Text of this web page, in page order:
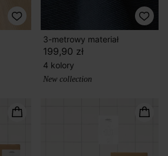
3-metrowy materiał
199,90 zł
4 kolory
New collection